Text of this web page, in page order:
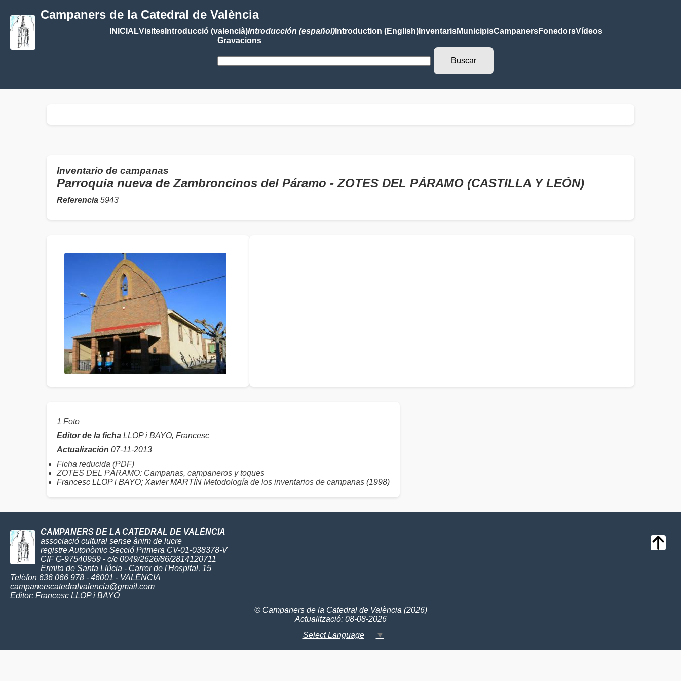
Campaners de la Catedral de València
INICIALVisitesIntroducció (valencià)Introducción (español)Introduction (English)InventarisMunicipisCampanersFonedorsVídeos
Gravacions
Inventario de campanas
Parroquia nueva de Zambroncinos del Páramo - ZOTES DEL PÁRAMO (CASTILLA Y LEÓN)
Referencia 5943
1 Foto
Editor de la ficha LLOP i BAYO, Francesc
Actualización 07-11-2013
Ficha reducida (PDF)
ZOTES DEL PÁRAMO: Campanas, campaneros y toques
Francesc LLOP i BAYO; Xavier MARTÍN Metodología de los inventarios de campanas (1998)
CAMPANERS DE LA CATEDRAL DE VALÈNCIA
associació cultural sense ànim de lucre
registre Autonòmic Secció Primera CV-01-038378-V
CIF G-97540959 - c/c 0049/2626/86/2814120711
Ermita de Santa Llúcia - Carrer de l'Hospital, 15
Telèfon 636 066 978 - 46001 - VALÈNCIA
campanerscatedralvalencia@gmail.com
Editor: Francesc LLOP i BAYO
© Campaners de la Catedral de València (2026)
Actualització: 08-08-2026
Select Language
▼